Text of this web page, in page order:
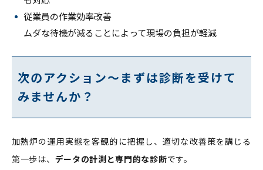
従業員の作業効率改善
ムダな待機が減ることによって現場の負担が軽減
次のアクション～まずは診断を受けて
みませんか？
加熱炉の運用実態を客観的に把握し、適切な改善策を講じる
第一歩は、 データの計測と専門的な診断です。